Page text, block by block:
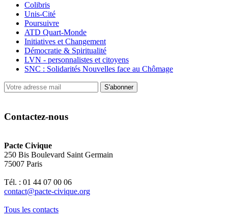
Colibris
Unis-Cité
Poursuivre
ATD Quart-Monde
Initiatives et Changement
Démocratie & Spiritualité
LVN - personnalistes et citoyens
SNC : Solidarités Nouvelles face au Chômage
S'abonner
Contactez-nous
Pacte Civique
250 Bis Boulevard Saint Germain
75007 Paris
Tél. : 01 44 07 00 06
contact@pacte-civique.org
Tous les contacts